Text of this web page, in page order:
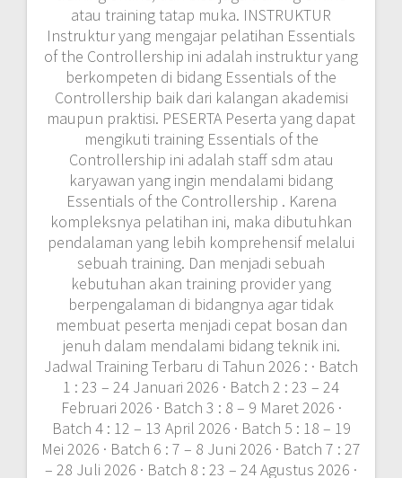
pendalaman yang lebih komprehensif melalui
sebuah training. Dan menjadi sebuah
kebutuhan akan training provider yang
berpengalaman di bidangnya agar tidak
membuat peserta menjadi cepat bosan dan
jenuh dalam mendalami bidang teknik ini.
Jadwal Training Terbaru di Tahun 2026 : · Batch
1 : 23 – 24 Januari 2026 · Batch 2 : 23 – 24
Februari 2026 · Batch 3 : 8 – 9 Maret 2026 ·
Batch 4 : 12 – 13 April 2026 · Batch 5 : 18 – 19
Mei 2026 · Batch 6 : 7 – 8 Juni 2026 · Batch 7 : 27
– 28 Juli 2026 · Batch 8 : 23 – 24 Agustus 2026 ·
Batch 9 : 13 – 14 September 2026 · Batch 10 : 11
– 12 Oktober 2026 · Batch 11 : 9 – 10 November
2026 · Batch 12 : 6 – 7 Desember 2026 · Batch
11 : 9 – 10 November 2026 · Batch 12 : 6 – 7
Desember 2026 Jadwal tersebut dapat
disesuaikan dengan kebutuhan calon peserta
Lokasi Pelatihan : · Yogyakarta, Hotel Dafam
Malioboro (6.000.000 IDR / participant) ·
Jakarta, Hotel Amaris Tendean (6.500.000 IDR /
participant) · Bandung, Hotel Golden Flower
(6.500.000 IDR / participant) · Bali, Hotel Ibis